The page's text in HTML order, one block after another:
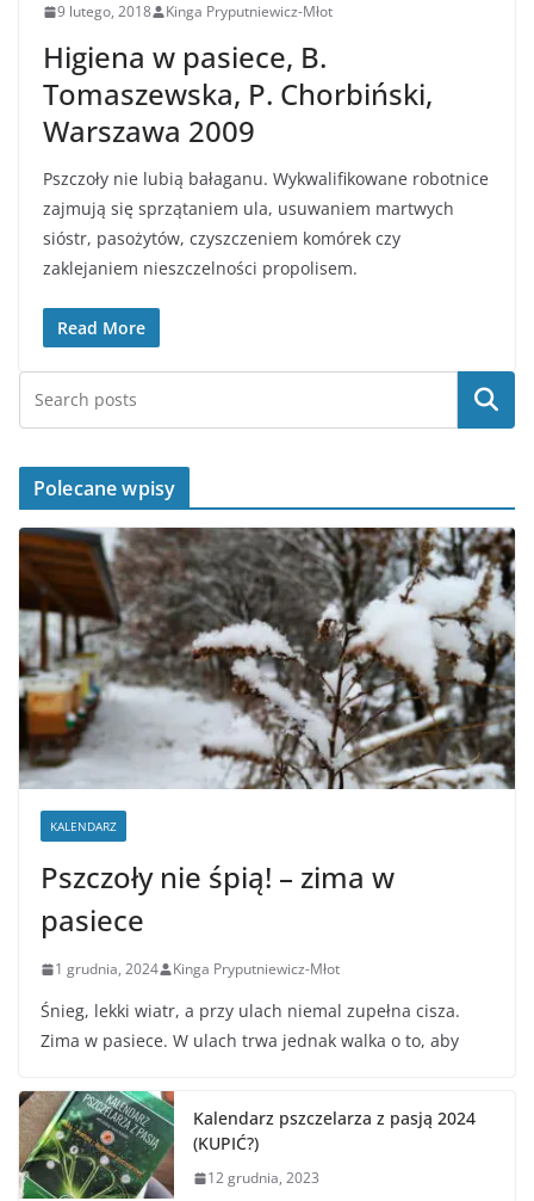
9 lutego, 2018 Kinga Pryputniewicz-Młot
Higiena w pasiece, B.
Tomaszewska, P. Chorbiński,
Warszawa 2009
Pszczoły nie lubią bałaganu. Wykwalifikowane robotnice
zajmują się sprzątaniem ula, usuwaniem martwych
sióstr, pasożytów, czyszczeniem komórek czy
zaklejaniem nieszczelności propolisem.
Read More
Szukaj
Polecane wpisy
KALENDARZ
Pszczoły nie śpią! – zima w
pasiece
1 grudnia, 2024 Kinga Pryputniewicz-Młot
Śnieg, lekki wiatr, a przy ulach niemal zupełna cisza.
Zima w pasiece. W ulach trwa jednak walka o to, aby
Kalendarz pszczelarza z pasją 2024
(KUPIĆ?)
12 grudnia, 2023